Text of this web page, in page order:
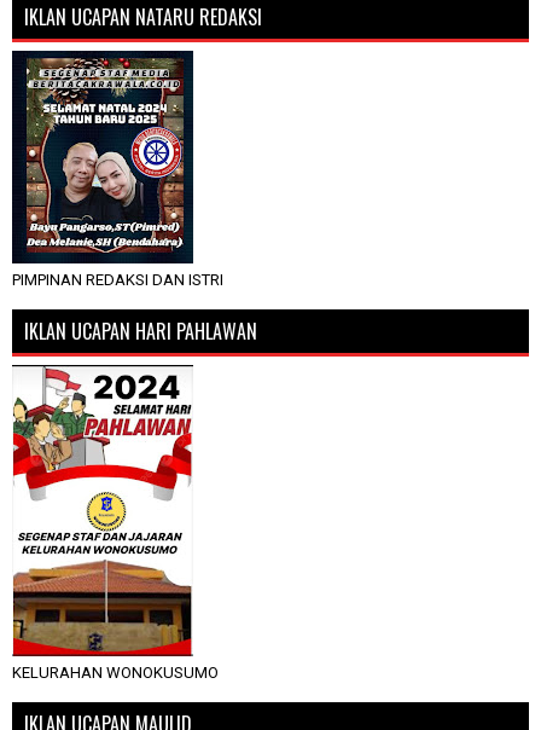
IKLAN UCAPAN NATARU REDAKSI
PIMPINAN REDAKSI DAN ISTRI
IKLAN UCAPAN HARI PAHLAWAN
KELURAHAN WONOKUSUMO
IKLAN UCAPAN MAULID